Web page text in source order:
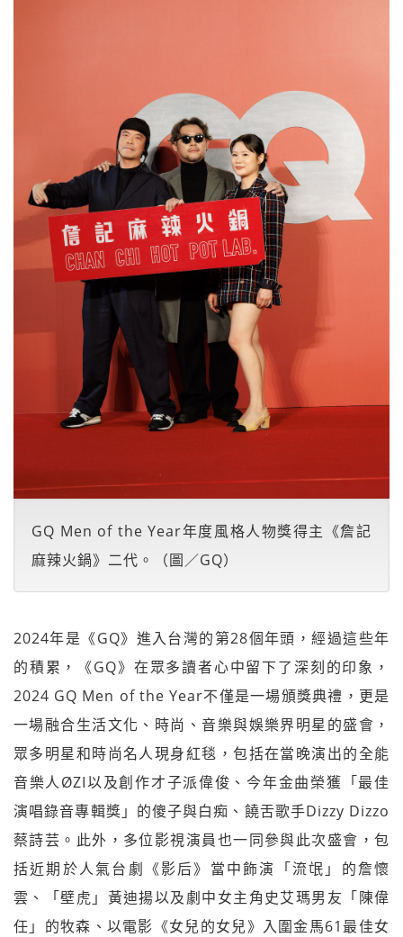
GQ Men of the Year年度風格人物獎得主《詹記
麻辣火鍋》二代。（圖／GQ）
2024年是《GQ》進入台灣的第28個年頭，經過這些年
的積累，《GQ》在眾多讀者心中留下了深刻的印象，
2024 GQ Men of the Year不僅是一場頒獎典禮，更是
一場融合生活文化、時尚、音樂與娛樂界明星的盛會，
眾多明星和時尚名人現身紅毯，包括在當晚演出的全能
音樂人ØZI以及創作才子派偉俊、今年金曲榮獲「最佳
演唱錄音專輯獎」的傻子與白痴、饒舌歌手Dizzy Dizzo
蔡詩芸。此外，多位影視演員也一同參與此次盛會，包
括近期於人氣台劇《影后》當中飾演「流氓」的詹懷
雲、「壁虎」黃迪揚以及劇中女主角史艾瑪男友「陳偉
任」的牧森、以電影《女兒的女兒》入圍金馬61最佳女